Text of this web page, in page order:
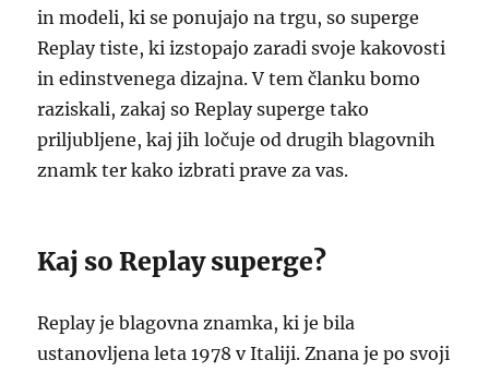
in modeli, ki se ponujajo na trgu, so superge
Replay tiste, ki izstopajo zaradi svoje kakovosti
in edinstvenega dizajna. V tem članku bomo
raziskali, zakaj so Replay superge tako
priljubljene, kaj jih ločuje od drugih blagovnih
znamk ter kako izbrati prave za vas.
Kaj so Replay superge?
Replay je blagovna znamka, ki je bila
ustanovljena leta 1978 v Italiji. Znana je po svoji